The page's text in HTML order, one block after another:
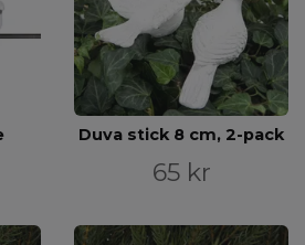
Duva stick 8 cm, 2-pack
65 kr